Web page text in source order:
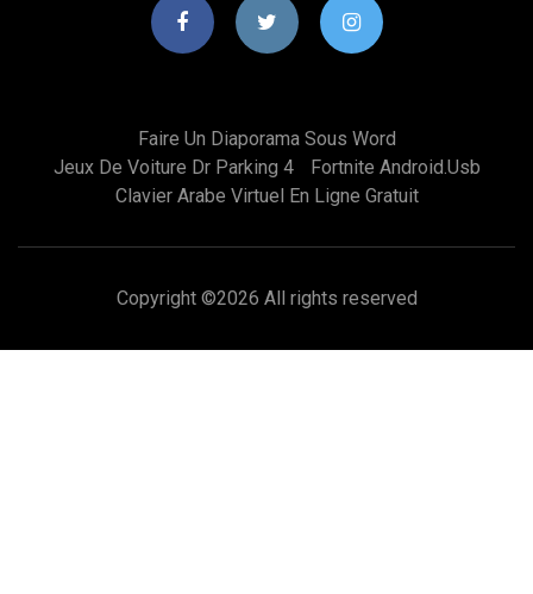
Faire Un Diaporama Sous Word
Jeux De Voiture Dr Parking 4
Fortnite Android.usb
Clavier Arabe Virtuel En Ligne Gratuit
Copyright ©2026 All rights reserved